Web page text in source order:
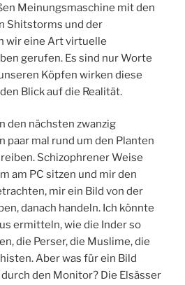
Meinungsmaschine mit den
Shitstorms und der
wir eine Art virtuelle
gerufen. Es sind nur Worte
Köpfen wirken diese
Blick auf die Realität.
den nächsten zwanzig
paar mal rund um den Planten
Schizophrener Weise
am PC sitzen und mir den
mir ein Bild von der
danach handeln. Ich könnte
ermitteln, wie die Inder so
die Perser, die Muslime, die
Aber was für ein Bild
den Monitor? Die Elsässer